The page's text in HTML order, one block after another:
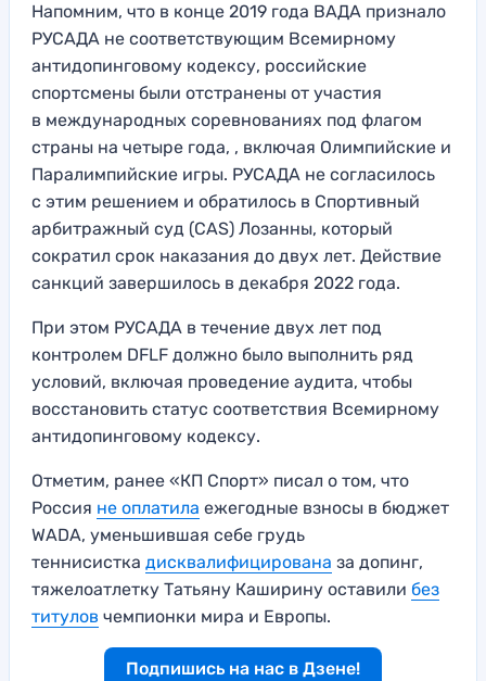
Напомним, что в конце 2019 года ВАДА признало
РУСАДА не соответствующим Всемирному
антидопинговому кодексу, российские
спортсмены были отстранены от участия
в международных соревнованиях под флагом
страны на четыре года, , включая Олимпийские и
Паралимпийские игры. РУСАДА не согласилось
с этим решением и обратилось в Cпортивный
арбитражный суд (CAS) Лозанны, который
сократил срок наказания до двух лет. Действие
санкций завершилось в декабря 2022 года.
При этом РУСАДА в течение двух лет под
контролем DFLF должно было выполнить ряд
условий, включая проведение аудита, чтобы
восстановить статус соответствия Всемирному
антидопинговому кодексу.
Отметим, ранее «КП Спорт» писал о том, что
Россия не оплатила ежегодные взносы в бюджет
WADA, уменьшившая себе грудь
теннисистка дисквалифицирована за допинг,
тяжелоатлетку Татьяну Каширину оставили без
титулов чемпионки мира и Европы.
Подпишись на нас в Дзене!